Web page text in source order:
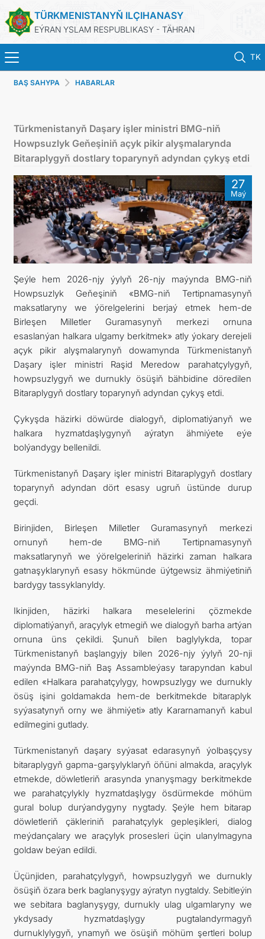
TÜRKMENISTANYŇ ILÇIHANASY
EÝRAN YSLAM RESPUBLIKASY - TÄHRAN
TK
BAŞ SAHYPA
TÜRKMENISTAN
KONSULLYK HYZMATLARY
DIM
ARAGATNAŞYK
BAŞ SAHYPA HABARLAR
Türkmenistanyň Daşary işler ministri BMG-niň
Howpsuzlyk Geňeşiniň açyk pikir alyşmalarynda
Bitaraplygyň dostlary toparynyň adyndan çykyş etdi
27
Maý
Şeýle hem 2026-njy ýylyň 26-njy maýynda BMG-niň
Howpsuzlyk Geňeşiniň «BMG-niň Tertipnamasynyň
maksatlaryny we ýörelgelerini berjaý etmek hem-de
Birleşen Milletler Guramasynyň merkezi ornuna
esaslanýan halkara ulgamy berkitmek» atly ýokary derejeli
açyk pikir alyşmalarynyň dowamynda Türkmenistanyň
Daşary işler ministri Raşid Meredow parahatçylygyň,
howpsuzlygyň we durnukly ösüşiň bähbidine döredilen
Bitaraplygyň dostlary toparynyň adyndan çykyş etdi.
Çykyşda häzirki döwürde dialogyň, diplomatiýanyň we
halkara hyzmatdaşlygynyň aýratyn ähmiýete eýe
bolýandygy bellenildi.
Türkmenistanyň Daşary işler ministri Bitaraplygyň dostlary
toparynyň adyndan dört esasy ugruň üstünde durup
geçdi.
Birinjiden, Birleşen Milletler Guramasynyň merkezi
ornunyň hem-de BMG-niň Tertipnamasynyň
maksatlarynyň we ýörelgeleriniň häzirki zaman halkara
gatnaşyklarynyň esasy hökmünde üýtgewsiz ähmiýetiniň
bardygy tassyklanyldy.
Ikinjiden, häzirki halkara meselelerini çözmekde
diplomatiýanyň, araçylyk etmegiň we dialogyň barha artýan
ornuna üns çekildi. Şunuň bilen baglylykda, topar
Türkmenistanyň başlangyjy bilen 2026-njy ýylyň 20-nji
maýynda BMG-niň Baş Assambleýasy tarapyndan kabul
edilen «Halkara parahatçylygy, howpsuzlygy we durnukly
ösüş işini goldamakda hem-de berkitmekde bitaraplyk
syýasatynyň orny we ähmiýeti» atly Kararnamanyň kabul
edilmegini gutlady.
Türkmenistanyň daşary syýasat edarasynyň ýolbaşçysy
bitaraplygyň gapma-garşylyklaryň öňüni almakda, araçylyk
etmekde, döwletleriň arasynda ynanyşmagy berkitmekde
we parahatçylykly hyzmatdaşlygy ösdürmekde möhüm
gural bolup durýandygyny nygtady. Şeýle hem bitarap
döwletleriň çäkleriniň parahatçylyk gepleşikleri, dialog
meýdançalary we araçylyk prosesleri üçin ulanylmagyna
goldaw beýan edildi.
Üçünjiden, parahatçylygyň, howpsuzlygyň we durnukly
ösüşiň özara berk baglanyşygy aýratyn nygtaldy. Sebitleýin
we sebitara baglanyşygy, durnukly ulag ulgamlaryny we
ykdysady hyzmatdaşlygy pugtalandyrmagyň
durnuklylygyň, ynamyň we ösüşiň möhüm şertleri bolup